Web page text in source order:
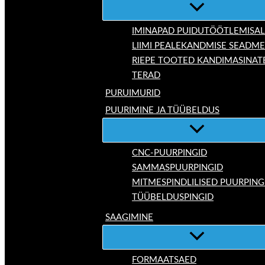
IMINAPAD
LIIMI PEALEKANDMISE
RIEPE TOOTED
TERAD
PURUIMURID
PUURIMINE JA TÜÜBELDUS
CNC-PUURPINGID
SAMMASPUURPINGID
MITMESPINDLILISED
TÜÜBELDUSPINGID
SAAGIMINE
FORMAATSAED